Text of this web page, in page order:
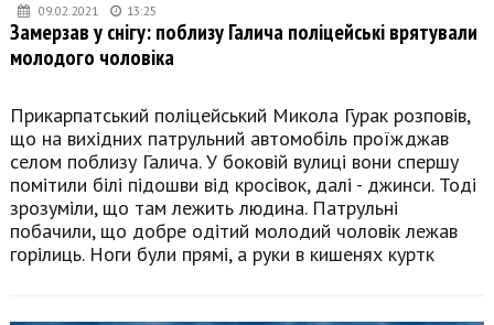
09.02.2021 13:25
Замерзав у снігу: поблизу Галича поліцейські врятували
молодого чоловіка
Прикарпатський поліцейський Микола Гурак розповів,
що на вихідних патрульний автомобіль проїжджав
селом поблизу Галича. У боковій вулиці вони спершу
помітили білі підошви від кросівок, далі - джинси. Тоді
зрозуміли, що там лежить людина. Патрульні
побачили, що добре одітий молодий чоловік лежав
горілиць. Ноги були прямі, а руки в кишенях куртк